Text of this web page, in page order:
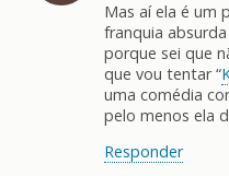
Mas aí ela é um
franquia
porque sei que
que vou tentar “
uma comédia
pelo menos ela
Responder